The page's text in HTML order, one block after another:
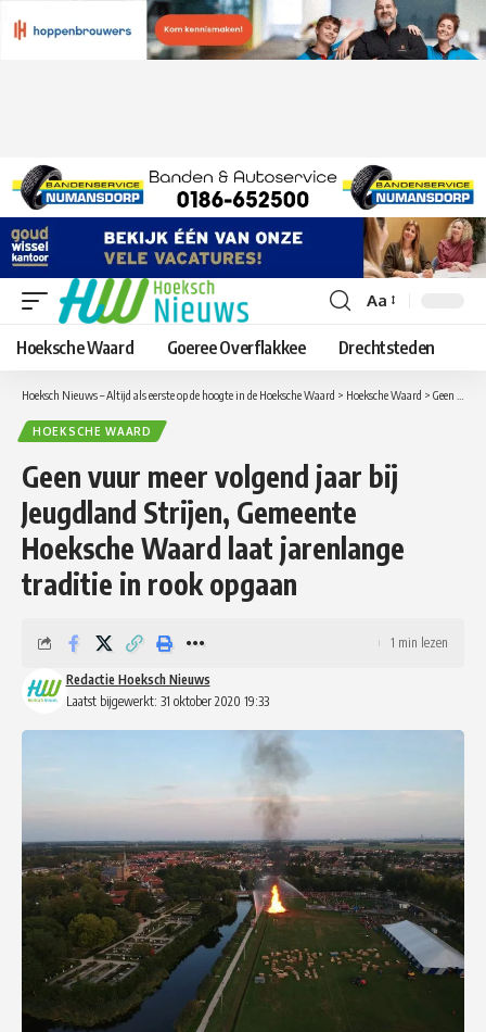
Lettergrootte
aanpassen
Aa
Hoeksche Waard Goeree Overflakkee Drechtsteden
Hoeksch Nieuws – Altijd als eerste op de hoogte in de Hoeksche Waard > Hoeksche Waard > Geen vuur meer volgend jaar bij Jeugdland Strijen, Gemeente Hoeksche Waard laat jarenlange traditie in rook opgaan
HOEKSCHE WAARD
Geen vuur meer volgend jaar bij
Jeugdland Strijen, Gemeente
Hoeksche Waard laat jarenlange
traditie in rook opgaan
Laatst bijgewerkt: 31 oktober 2020 19:33
Redactie Hoeksch Nieuws
1 min lezen